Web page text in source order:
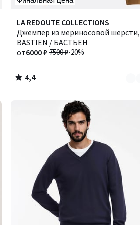
LA REDOUTE COLLECTIONS
Джемпер из мериносовой шерсти,
BASTIEN / БАСТЬЕН
7500 ₽-20%
от6000 ₽
4,4
/ 5
Количество
цветов:
5
4,4
/